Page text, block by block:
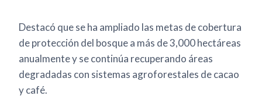
Destacó que se ha ampliado las metas de cobertura
de protección del bosque a más de 3,000 hectáreas
anualmente y se continúa recuperando áreas
degradadas con sistemas agroforestales de cacao
y café.